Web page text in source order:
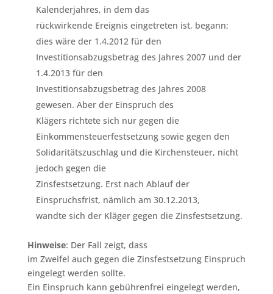
Kalenderjahres, in dem das
rückwirkende Ereignis eingetreten ist, begann;
dies wäre der 1.4.2012 für den
Investitionsabzugsbetrag des Jahres 2007 und der
1.4.2013 für den
Investitionsabzugsbetrag des Jahres 2008
gewesen. Aber der Einspruch des
Klägers richtete sich nur gegen die
Einkommensteuerfestsetzung sowie gegen den
Solidaritätszuschlag und die Kirchensteuer, nicht
jedoch gegen die
Zinsfestsetzung. Erst nach Ablauf der
Einspruchsfrist, nämlich am 30.12.2013,
wandte sich der Kläger gegen die Zinsfestsetzung.
Hinweise: Der Fall zeigt, dass
im Zweifel auch gegen die Zinsfestsetzung Einspruch
eingelegt werden sollte.
Ein Einspruch kann gebührenfrei eingelegt werden,